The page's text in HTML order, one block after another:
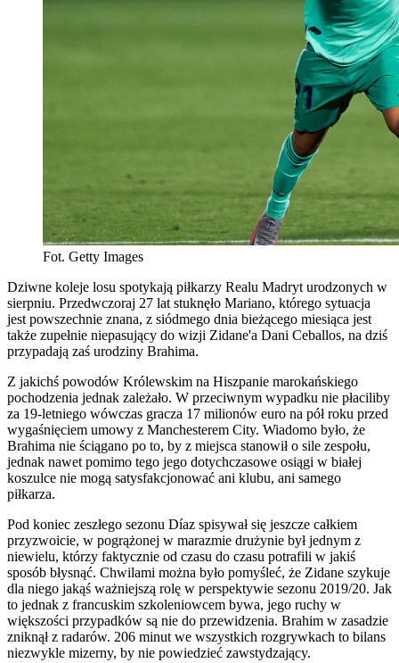
Fot. Getty Images
Dziwne koleje losu spotykają piłkarzy Realu Madryt urodzonych w
sierpniu. Przedwczoraj 27 lat stuknęło Mariano, którego sytuacja
jest powszechnie znana, z siódmego dnia bieżącego miesiąca jest
także zupełnie niepasujący do wizji Zidane'a Dani Ceballos, na dziś
przypadają zaś urodziny Brahima.
Z jakichś powodów Królewskim na Hiszpanie marokańskiego
pochodzenia jednak zależało. W przeciwnym wypadku nie płaciliby
za 19-letniego wówczas gracza 17 milionów euro na pół roku przed
wygaśnięciem umowy z Manchesterem City. Wiadomo było, że
Brahima nie ściągano po to, by z miejsca stanowił o sile zespołu,
jednak nawet pomimo tego jego dotychczasowe osiągi w białej
koszulce nie mogą satysfakcjonować ani klubu, ani samego
piłkarza.
Pod koniec zeszłego sezonu Díaz spisywał się jeszcze całkiem
przyzwoicie, w pogrążonej w marazmie drużynie był jednym z
niewielu, którzy faktycznie od czasu do czasu potrafili w jakiś
sposób błysnąć. Chwilami można było pomyśleć, że Zidane szykuje
dla niego jakąś ważniejszą rolę w perspektywie sezonu 2019/20. Jak
to jednak z francuskim szkoleniowcem bywa, jego ruchy w
większości przypadków są nie do przewidzenia. Brahim w zasadzie
zniknął z radarów. 206 minut we wszystkich rozgrywkach to bilans
niezwykle mizerny, by nie powiedzieć zawstydzający.